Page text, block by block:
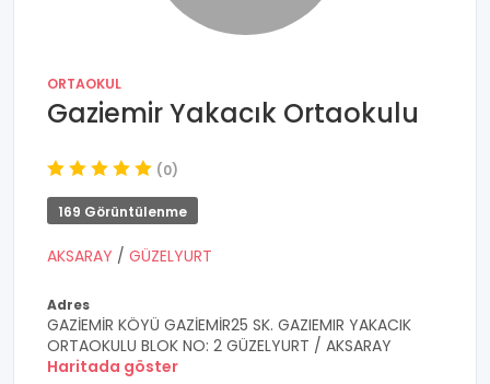
ORTAOKUL
Gaziemir Yakacık Ortaokulu
(0)
169 Görüntülenme
AKSARAY / GÜZELYURT
Adres
GAZİEMİR KÖYÜ GAZİEMİR25 SK. GAZIEMIR YAKACIK
ORTAOKULU BLOK NO: 2 GÜZELYURT / AKSARAY
Haritada göster